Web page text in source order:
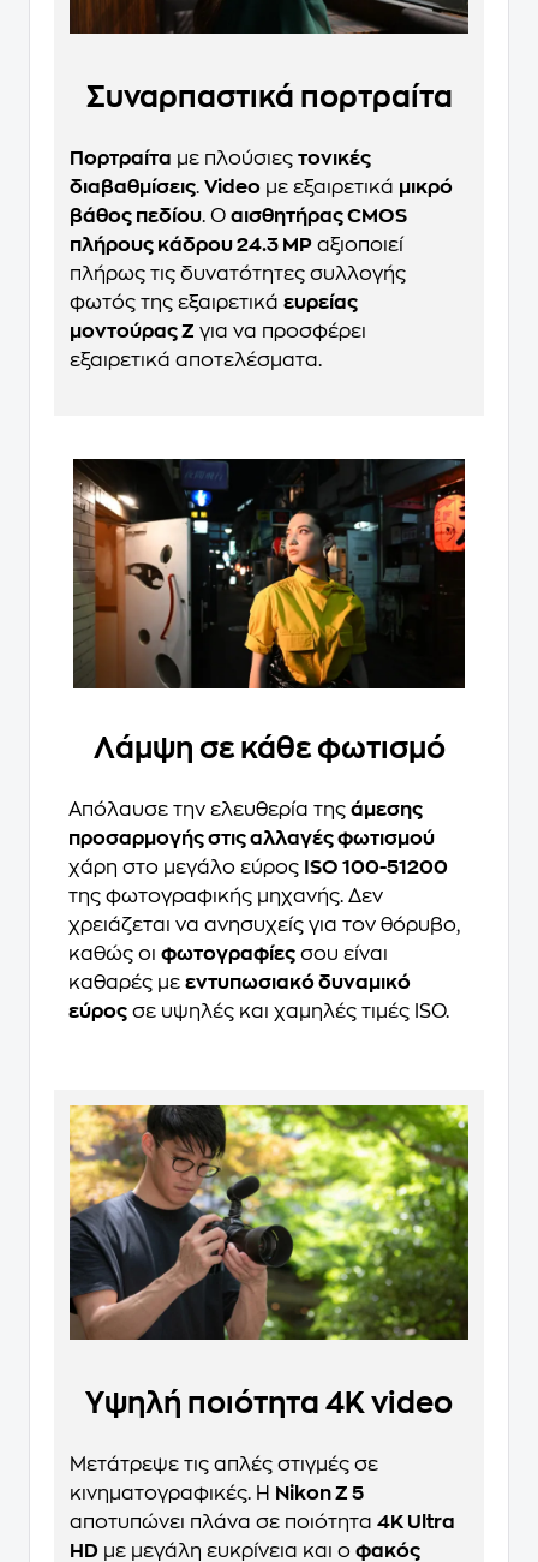
Συναρπαστικά πορτραίτα
Πορτραίτα με πλούσιες τονικές
διαβαθμίσεις. Video με εξαιρετικά μικρό
βάθος πεδίου. Ο αισθητήρας CMOS
πλήρους κάδρου 24.3 MP αξιοποιεί
πλήρως τις δυνατότητες συλλογής
φωτός της εξαιρετικά ευρείας
μοντούρας Z για να προσφέρει
εξαιρετικά αποτελέσματα.
Λάμψη σε κάθε φωτισμό
Απόλαυσε την ελευθερία της άμεσης
προσαρμογής στις αλλαγές φωτισμού
χάρη στο μεγάλο εύρος ISO 100-51200
της φωτογραφικής μηχανής. Δεν
χρειάζεται να ανησυχείς για τον θόρυβο,
καθώς οι φωτογραφίες σου είναι
καθαρές με εντυπωσιακό δυναμικό
εύρος σε υψηλές και χαμηλές τιμές ISO.
Υψηλή ποιότητα 4K video
Μετάτρεψε τις απλές στιγμές σε
κινηματογραφικές. Η Nikon Z 5
αποτυπώνει πλάνα σε ποιότητα 4K Ultra
HD με μεγάλη ευκρίνεια και ο φακός